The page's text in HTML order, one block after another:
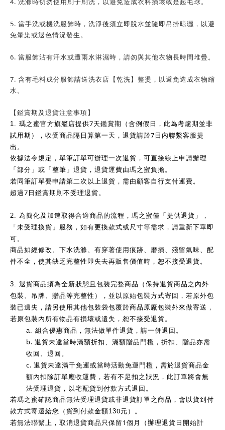
5. 當手洗或機洗服飾時，洗淨後須立即脫水並隨即吊掛晾曬，以避
免暈染或退色情況發生。
6. 當服飾沾有汗水或遭雨水淋濕時，請勿與其他衣物長時間堆疊。
7. 含有毛料成分服飾請送洗衣店【乾洗】整燙，以避免造成衣物縮
水。
【鑑賞期及退貨注意事項】
1. 瑪之蜜官方旗艦店提供7天鑑賞期（含例假日，此為考慮期並非
試用期），收受商品隔日算第一天，退貨請於7 日內聯繫客服提
出。
依據法令規定，單筆訂單可辦理一次退貨，可直接線上申請辦理
「部分」或「整筆」退貨，退貨運費由瑪之蜜負擔。
若同筆訂單要申請第二次以上退貨，需由顧客自行支付運費。
超過7 日鑑賞期則不受理退貨。
2. 為簡化及加速取得合適商品的流程，瑪之蜜僅「提供退貨」，
「未受理換貨」服務，如有更換款式或尺寸等需求，請重新下單即
可。
商品如經修改、下水洗滌、有穿著使用痕跡、磨損、殘留氣味、配
件不全，使其缺乏完整性即失去再販售價值時，恕不接受退貨。
3. 退貨商品須為全新狀態且包裝完整商品（保持退貨商品之內外
包裝、吊牌、贈品等完整性），並以原始包裝方式寄回，若原外包
裝已遺失，請另使用其他包裝袋包覆於商品原廠包裝外來做寄送，
若原包裝內所有物品有損壞或遺失，恕不接受退貨。
a. 組合優惠商品，無法做單件退貨，請一併退回。
b. 退貨未達當時滿額折扣、滿額贈品門檻，折扣、贈品亦需
收回、退回。
c. 退貨未達滿千免運或當時活動免運門檻，需於退貨商品金
額內扣除訂單應收運費，若有不足扣之狀況，此訂單將會無
法受理退貨，以宅配貨到付款方式退回。
若瑪之蜜確認商品無法受理退貨或非退貨訂單之商品，會以貨到付
款方式寄還給您（貨到付款金額130元）。
若無法聯繫上，取消退貨商品只保留 1 個月（辦理退貨日開始計